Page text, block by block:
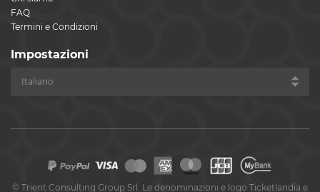
FAQ
Termini e Condizioni
Impostazioni
© Trient Consulting Group Srl. Le denominazioni e logo Ticketlandia e